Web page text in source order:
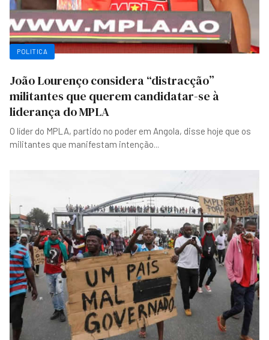
POLITICA
João Lourenço considera “distracção”
militantes que querem candidatar-se à
liderança do MPLA
O líder do MPLA, partido no poder em Angola, disse hoje que os
militantes que manifestam intenção...